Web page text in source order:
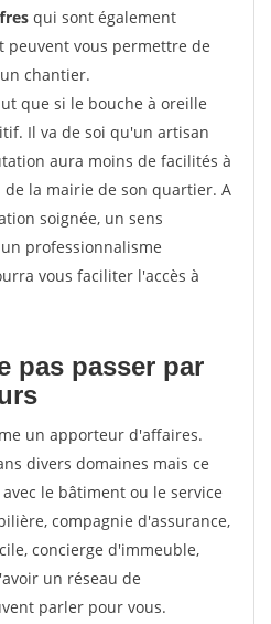
qui sont également
peuvent vous permettre de
chantier.
que si le bouche à oreille
Il va de soi qu'un artisan
aura moins de facilités à
la mairie de son quartier. A
soignée, un sens
professionnalisme
vous faciliter l'accès à
pas passer par
un apporteur d'affaires.
divers domaines mais ce
le bâtiment ou le service
compagnie d'assurance,
concierge d'immeuble,
un réseau de
parler pour vous.